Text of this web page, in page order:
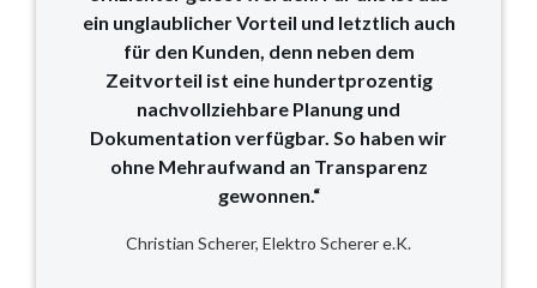
ein unglaublicher Vorteil und letztlich auch
für den Kunden, denn neben dem
Zeitvorteil ist eine hundertprozentig
nachvollziehbare Planung und
Dokumentation verfügbar. So haben wir
ohne Mehraufwand an Transparenz
gewonnen.“
Christian Scherer, Elektro Scherer e.K.